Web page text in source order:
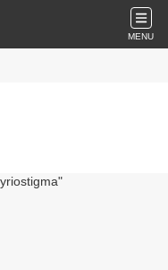
MENU